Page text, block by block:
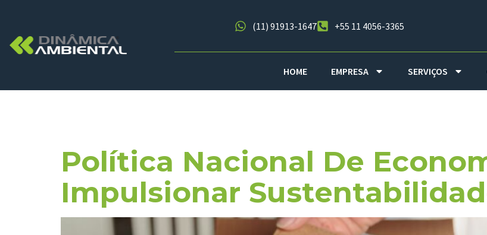
(11) 91913-1647 +55 11 4056-3365
HOME EMPRESA SERVIÇOS
Política Nacional De
Impulsionar